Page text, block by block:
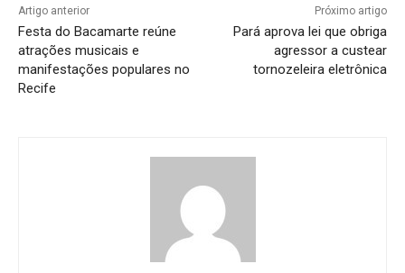
Artigo anterior
Festa do Bacamarte reúne
atrações musicais e
manifestações populares no
Recife
Próximo artigo
Pará aprova lei que obriga
agressor a custear
tornozeleira eletrônica